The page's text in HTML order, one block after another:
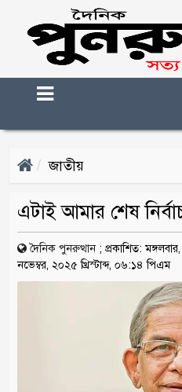
জাতীয়
এটাই আমার শেষ
দৈনিক পুনরুত্থান ; প্রকাশিত:
নভেম্বর, ২০২৫ খ্রিস্টাব্দ, ০৬:১৪ পিএম